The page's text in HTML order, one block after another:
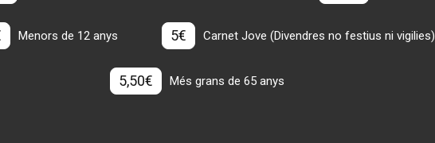
Menors de 12 anys 5€ Carnet Jove (Divendres no festius ni vigilies)
5,50€ Més grans de 65 anys